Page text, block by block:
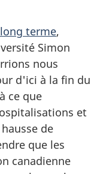
terme,
Simon
nous
d'ici à la fin du
ce que
et
de
que les
canadienne